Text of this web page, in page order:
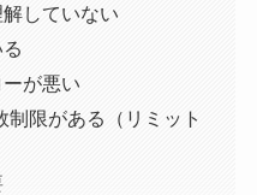
していない
が悪い
制限がある（リミット